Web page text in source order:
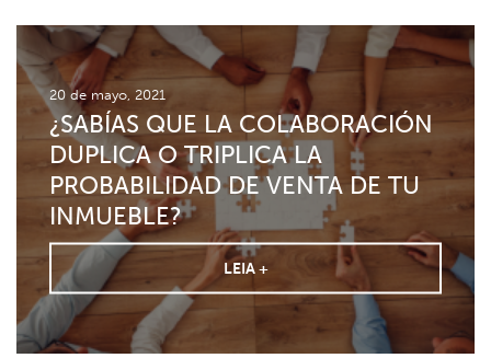
20 de mayo, 2021
¿SABÍAS QUE LA COLABORACIÓN
DUPLICA O TRIPLICA LA
PROBABILIDAD DE VENTA DE TU
INMUEBLE?
LEIA +